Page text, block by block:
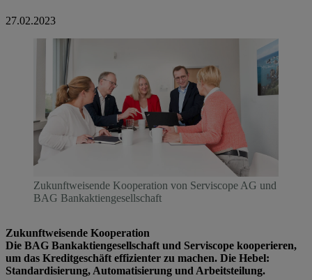
27.02.2023
Zukunftweisende Kooperation von Serviscope AG und
BAG Bankaktiengesellschaft
Zukunftweisende Kooperation
Die BAG Bankaktiengesellschaft und Serviscope kooperieren,
um das Kreditgeschäft effizienter zu machen. Die Hebel:
Standardisierung, Automatisierung und Arbeitsteilung.